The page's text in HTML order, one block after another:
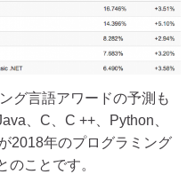
グ言語アワードの予測も
、C、C ++、Python、
2018年のプログラミング
のことです。